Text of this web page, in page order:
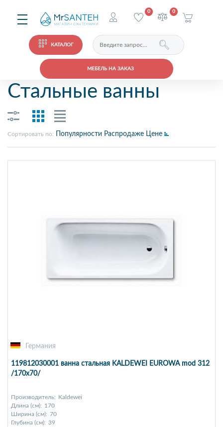
КАТАЛОГ
МЕБЕЛЬ НА ЗАКАЗ
0 0
Стальные ванны
Сортировать по: Популярности Распродаже Цене
Германия
119812030001 ванна стальная KALDEWEI EUROWA mod 312
/170х70/
Производитель: Kaldewei
Длина (см): 170
Ширина (см): 70
Глубина (см): 39